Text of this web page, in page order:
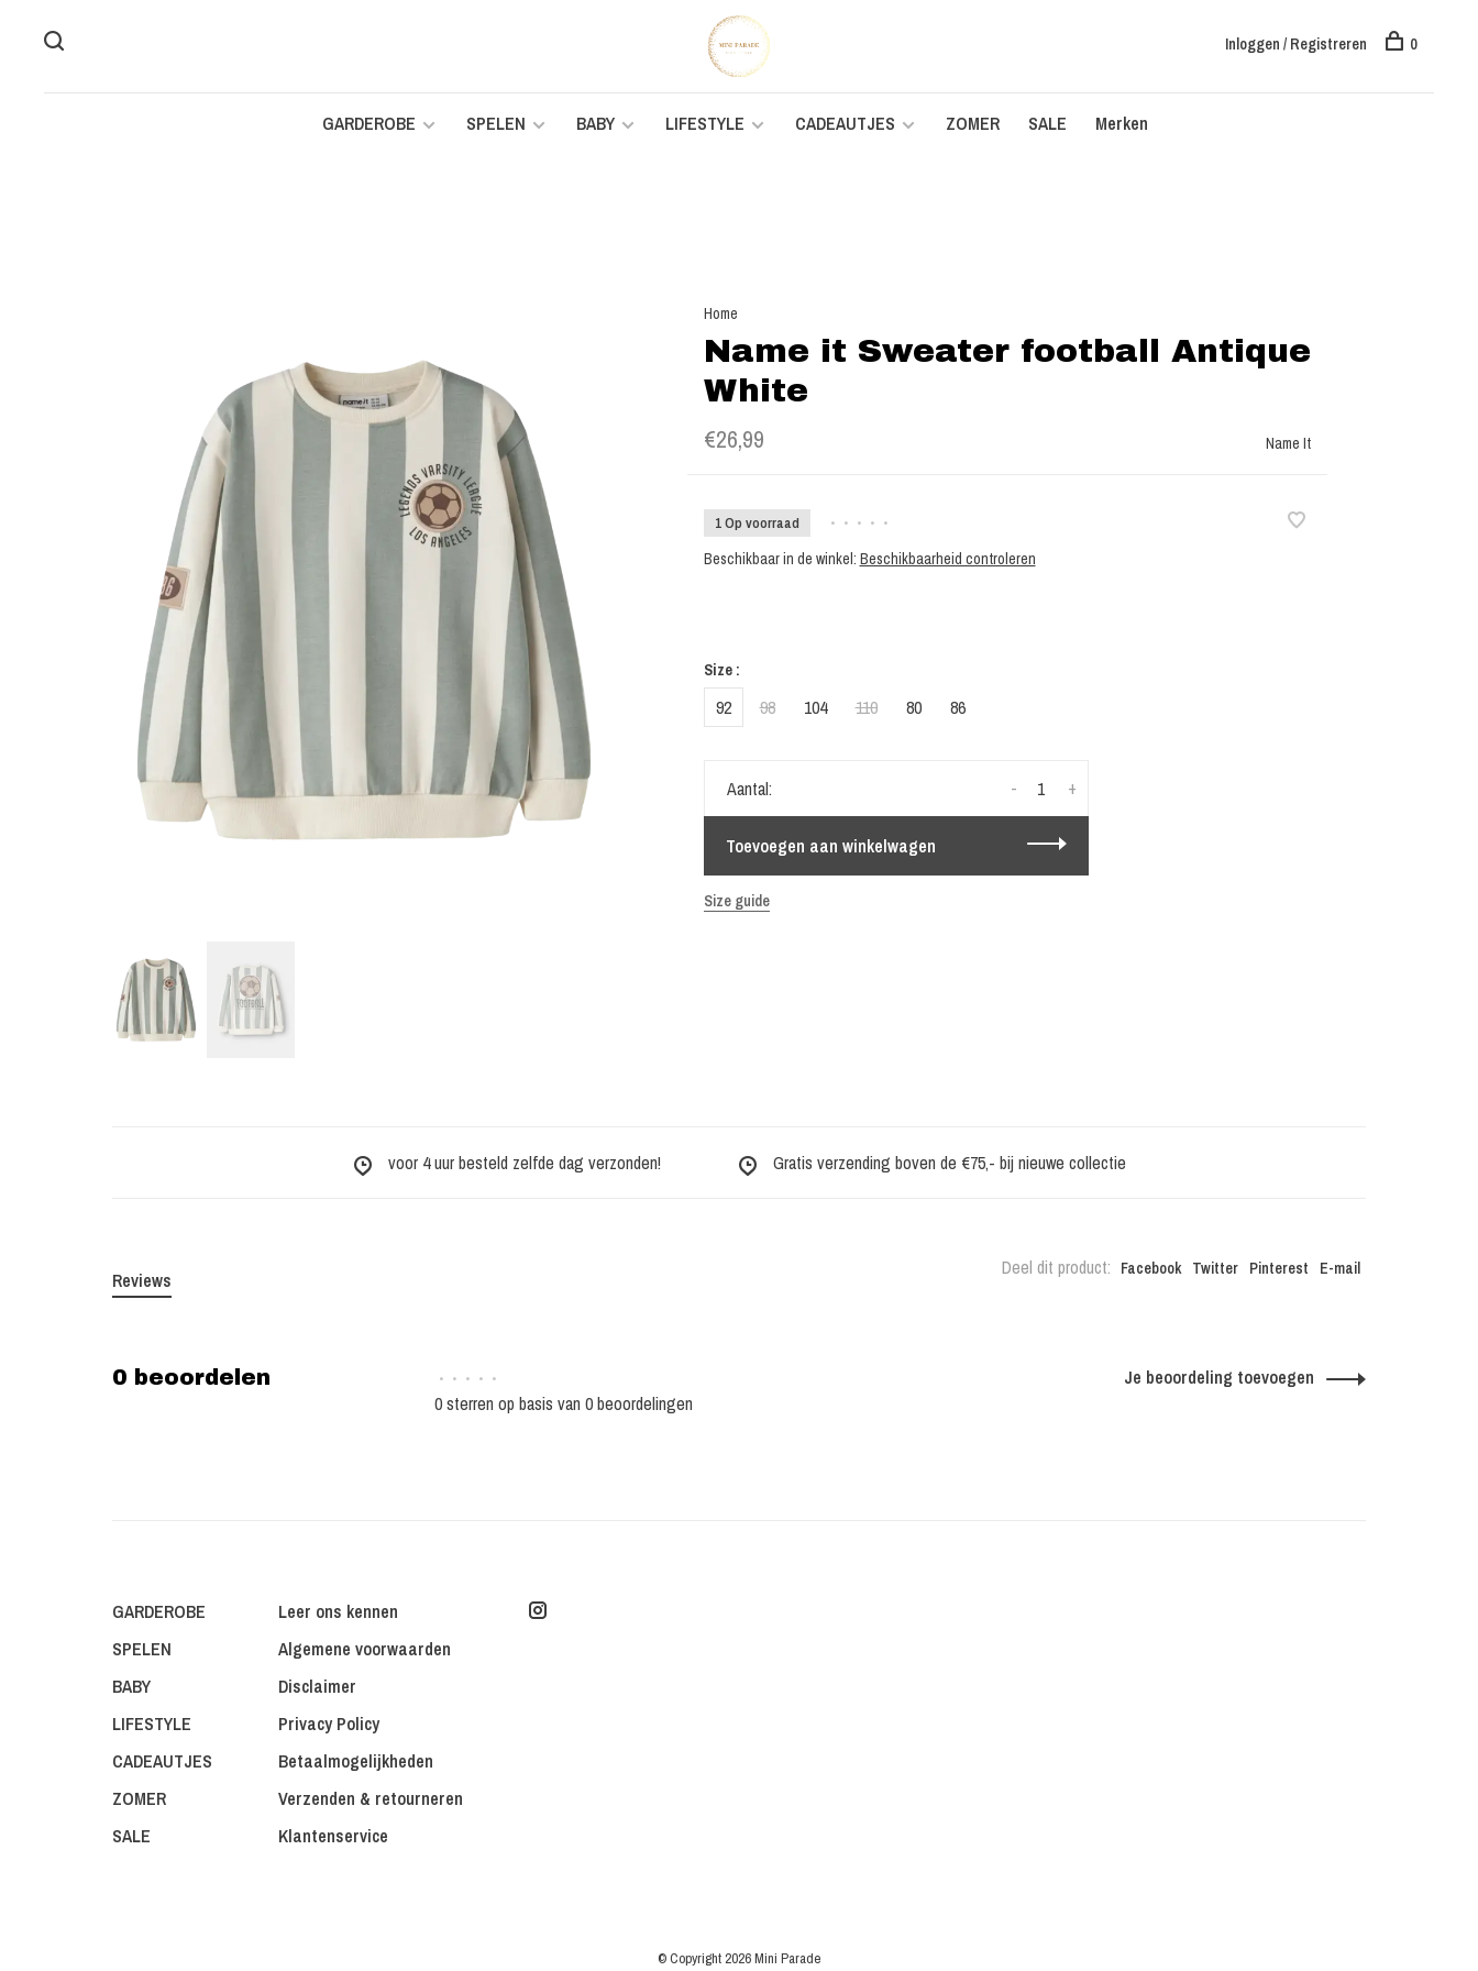
GARDEROBE SPELEN BABY LIFESTYLE CADEAUTJES ZOMER SALE Merken
Inloggen / Registreren 0
Home
Name it Sweater football Antique
White
€26,99 Name It
1 Op voorraad • • • • •
Beschikbaar in de winkel: Beschikbaarheid controleren
Size :
92 98 104 110 80 86
Aantal: +
-
Toevoegen aan winkelwagen
Size guide
voor 4 uur besteld zelfde dag verzonden! Gratis verzending boven de €75,- bij nieuwe collectie
Deel dit product: Facebook Twitter Pinterest E-mail
Reviews
0 beoordelen • • • • •
0 sterren op basis van 0 beoordelingen
Je beoordeling toevoegen
GARDEROBE
SPELEN
BABY
LIFESTYLE
CADEAUTJES
ZOMER
SALE
Leer ons kennen
Algemene voorwaarden
Disclaimer
Privacy Policy
Betaalmogelijkheden
Verzenden & retourneren
Klantenservice
© Copyright 2026 Mini Parade